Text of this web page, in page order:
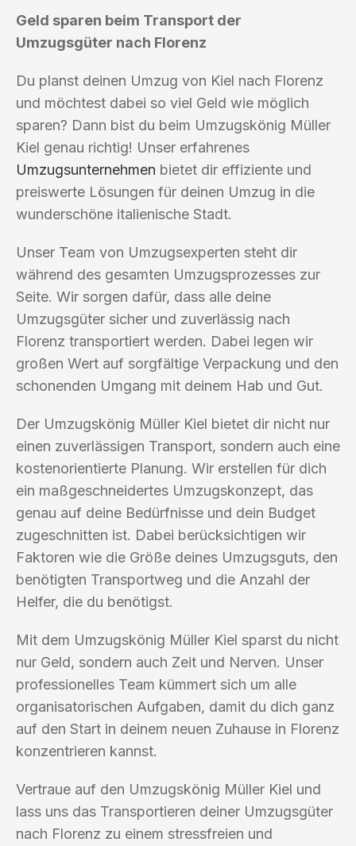
Geld sparen beim Transport der
Umzugsgüter nach Florenz
Du planst deinen Umzug von Kiel nach Florenz
und möchtest dabei so viel Geld wie möglich
sparen? Dann bist du beim Umzugskönig Müller
Kiel genau richtig! Unser erfahrenes
Umzugsunternehmen bietet dir effiziente und
preiswerte Lösungen für deinen Umzug in die
wunderschöne italienische Stadt.
Unser Team von Umzugsexperten steht dir
während des gesamten Umzugsprozesses zur
Seite. Wir sorgen dafür, dass alle deine
Umzugsgüter sicher und zuverlässig nach
Florenz transportiert werden. Dabei legen wir
großen Wert auf sorgfältige Verpackung und den
schonenden Umgang mit deinem Hab und Gut.
Der Umzugskönig Müller Kiel bietet dir nicht nur
einen zuverlässigen Transport, sondern auch eine
kostenorientierte Planung. Wir erstellen für dich
ein maßgeschneidertes Umzugskonzept, das
genau auf deine Bedürfnisse und dein Budget
zugeschnitten ist. Dabei berücksichtigen wir
Faktoren wie die Größe deines Umzugsguts, den
benötigten Transportweg und die Anzahl der
Helfer, die du benötigst.
Mit dem Umzugskönig Müller Kiel sparst du nicht
nur Geld, sondern auch Zeit und Nerven. Unser
professionelles Team kümmert sich um alle
organisatorischen Aufgaben, damit du dich ganz
auf den Start in deinem neuen Zuhause in Florenz
konzentrieren kannst.
Vertraue auf den Umzugskönig Müller Kiel und
lass uns das Transportieren deiner Umzugsgüter
nach Florenz zu einem stressfreien und